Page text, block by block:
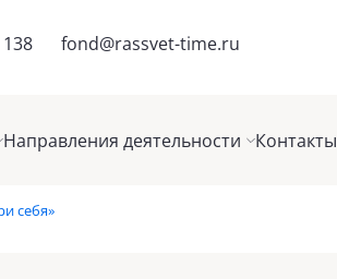
fond@rassvet-time.ru
Направления деятельности Контакты
себя»